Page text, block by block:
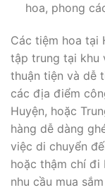
hoa, phong
Các tiệm hoa tại
tập trung tại khu
thuận tiện và dễ
các địa điểm
Huyện, hoặc
hàng dễ dàng
việc di chuyển
hoặc thậm chí đi
nhu cầu mua